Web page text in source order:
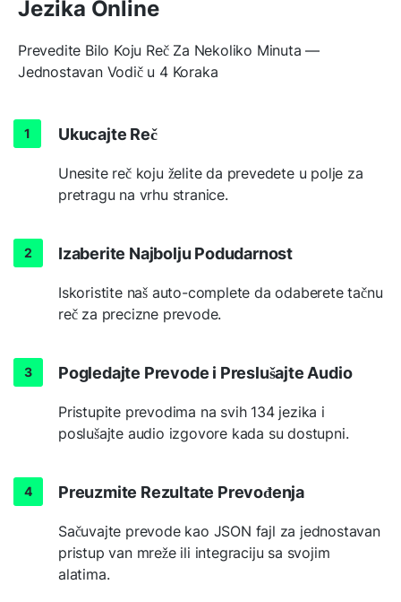
Jezika Online
Prevedite Bilo Koju Reč Za Nekoliko Minuta —
Jednostavan Vodič u 4 Koraka
Ukucajte Reč
Unesite reč koju želite da prevedete u polje za
pretragu na vrhu stranice.
Izaberite Najbolju Podudarnost
Iskoristite naš auto-complete da odaberete tačnu
reč za precizne prevode.
Pogledajte Prevode i Preslušajte Audio
Pristupite prevodima na svih 134 jezika i
poslušajte audio izgovore kada su dostupni.
Preuzmite Rezultate Prevođenja
Sačuvajte prevode kao JSON fajl za jednostavan
pristup van mreže ili integraciju sa svojim
alatima.